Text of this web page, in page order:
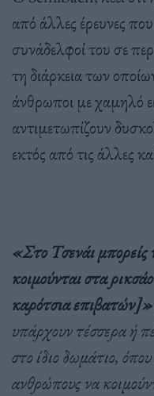
από άλλες έρευνες που
συνάδελφοί του σε
τη διάρκεια των
άνθρωποι με χαμηλό
αντιμετωπίζουν
εκτός από τις άλλες
«Στο Τσενάι μπορείς
κοιμούνται στα
καρότσια επιβατών]»
υπάρχουν τέσσερα ή
στο ίδιο δωμάτιο,
ανθρώπους να